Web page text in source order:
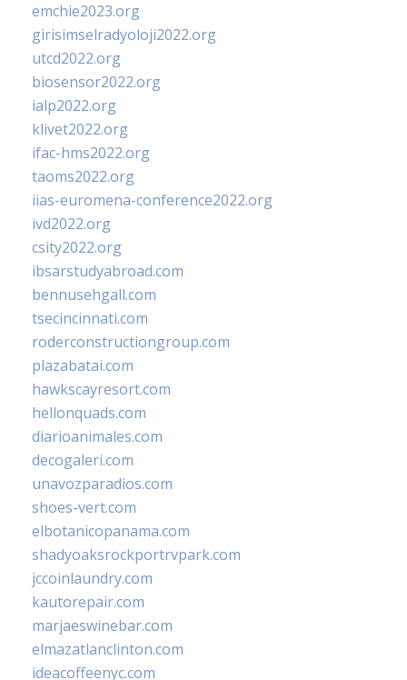
emchie2023.org
girisimselradyoloji2022.org
utcd2022.org
biosensor2022.org
ialp2022.org
klivet2022.org
ifac-hms2022.org
taoms2022.org
iias-euromena-conference2022.org
ivd2022.org
csity2022.org
ibsarstudyabroad.com
bennusehgall.com
tsecincinnati.com
roderconstructiongroup.com
plazabatai.com
hawkscayresort.com
hellonquads.com
diarioanimales.com
decogaleri.com
unavozparadios.com
shoes-vert.com
elbotanicopanama.com
shadyoaksrockportrvpark.com
jccoinlaundry.com
kautorepair.com
marjaeswinebar.com
elmazatlanclinton.com
ideacoffeenyc.com